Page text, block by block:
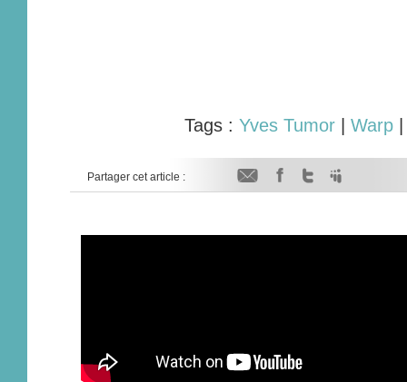
Tags : Yves Tumor Warp
Partager cet article :